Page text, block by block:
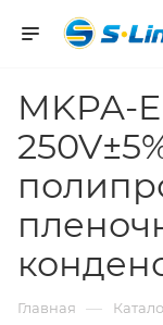
MKPA-
Главная —